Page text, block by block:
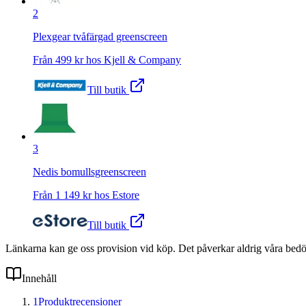
2
Plexgear tvåfärgad greenscreen
Från 499 kr hos Kjell & Company
Till butik
3
Nedis bomullsgreenscreen
Från 1 149 kr hos Estore
Till butik
Länkarna kan ge oss provision vid köp. Det påverkar aldrig våra
Innehåll
1Produktrecensioner